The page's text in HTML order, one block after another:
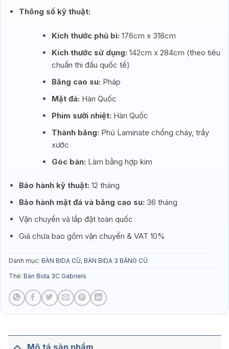
Thông số kỹ thuật:
Kích thước phủ bì: 176cm x 318cm
Kích thước sử dụng: 142cm x 284cm (theo tiêu
chuẩn thi đấu quốc tế)
Băng cao su: Pháp
Mặt đá: Hàn Quốc
Phim sưởi nhiệt: Hàn Quốc
Thành băng: Phủ Laminate chống cháy, trầy
xước
Góc bàn: Làm bằng hợp kim
Bảo hành kỹ thuật: 12 tháng
Bảo hành mặt đá và băng cao su: 36 tháng
Vận chuyển và lắp đặt toàn quốc
Giá chưa bao gồm vận chuyển & VAT 10%
Danh mục: BÀN BIDA CŨ, BÀN BIDA 3 BĂNG CŨ
Thẻ: Bàn Bida 3C Gabriels